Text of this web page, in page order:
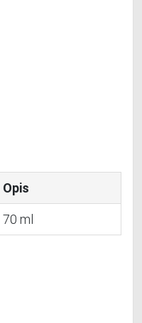
Opis
70 ml